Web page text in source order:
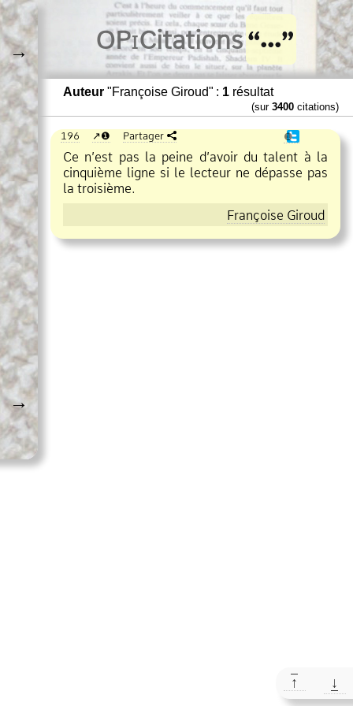
→
→
OPiCitations
Auteur "Françoise Giroud" : 1 résultat
(sur 3400 citations)
196 ❶ Partager ❶
Ce n’est pas la peine d’avoir du talent à la
cinquième ligne si le lecteur ne dépasse pas
la troisième.
Françoise Giroud
↑ ↓